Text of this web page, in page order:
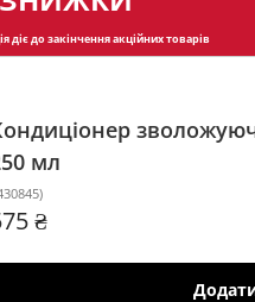
діє до закінчення акційних товарів
мл
)
₴